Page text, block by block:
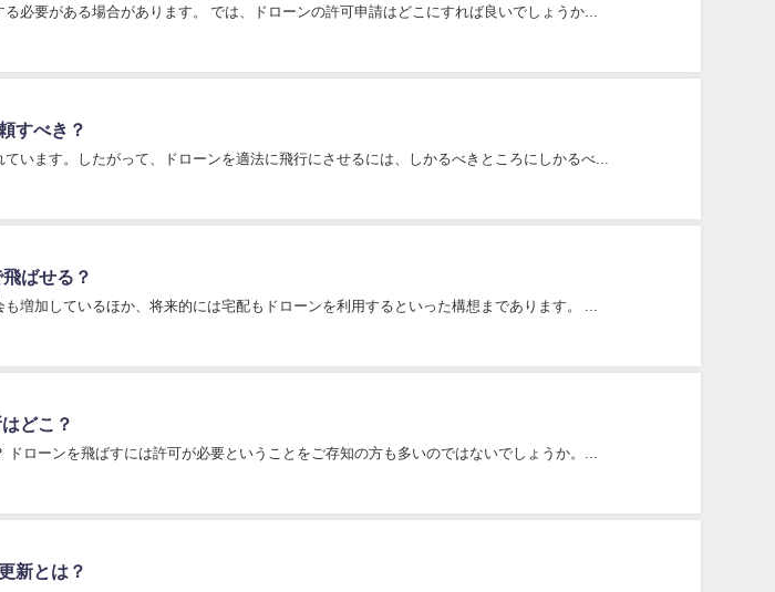
必要がある場合があります。 では、ドローンの許可申請はどこにすれば良いでしょうか...
すべき？
います。したがって、ドローンを適法に飛行にさせるには、しかるべきところにしかるべ...
ばせる？
増加しているほか、将来的には宅配もドローンを利用するといった構想まであります。 ...
どこ？
ドローンを飛ばすには許可が必要ということをご存知の方も多いのではないでしょうか。...
新とは？